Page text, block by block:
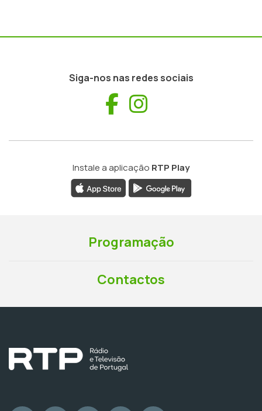
Siga-nos nas redes sociais
Facebook
Instale a aplicação RTP Play
Programação
Contactos